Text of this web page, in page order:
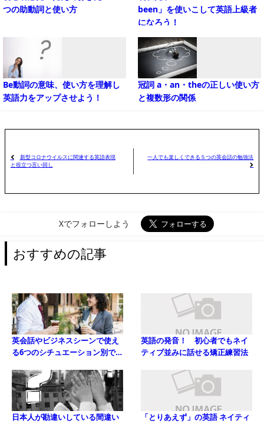
つの助動詞と使い方
been」を使いこして英語上級者
になろう！
Be動詞の意味、使い方を理解し
英語力をアップさせよう！
冠詞 a・an・theの正しい使い方
と複数形の関係
新型コロナウイルスに関連する英語表現
と役立つ言い回し
一人でも楽しくできる５つの英会話の勉強法
Xでフォローしよう
おすすめの記事
英会話やビジネスシーンで使え
る6つのシチュエーション別で分
英語の発音！ 初心者でもネイ
ティブ並みに話せる矯正練習法
日本人が勘違いしている間違い
「とりあえず」の英語 ネイティ